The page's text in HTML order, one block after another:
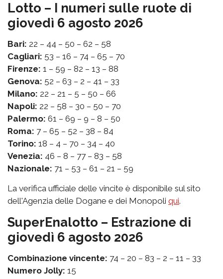
Lotto – I numeri sulle ruote di
giovedì 6 agosto 2026
Bari: 22 – 44 – 50 – 62 – 58
Cagliari: 53 – 16 – 74 – 65 – 70
Firenze: 1 – 59 – 82 – 13 – 88
Genova: 52 – 63 – 2 – 41 – 33
Milano: 22 – 21 – 5 – 50 – 66
Napoli: 22 – 58 – 30 – 50 – 70
Palermo: 61 – 69 – 9 – 8 – 50
Roma: 7 – 65 – 52 – 38 – 84
Torino: 18 – 4 – 70 – 34 – 40
Venezia: 46 – 8 – 77 – 83 – 58
Nazionale: 71 – 53 – 61 – 21 – 59
La verifica ufficiale delle vincite è disponibile sul sito
dell'Agenzia delle Dogane e dei Monopoli qui.
SuperEnalotto – Estrazione di
giovedì 6 agosto 2026
Combinazione vincente: 74 – 20 – 83 – 2 – 11 – 33
Numero Jolly: 15